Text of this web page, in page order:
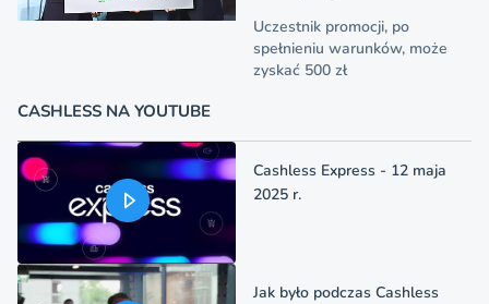
Uczestnik promocji, po
spełnieniu warunków, może
zyskać 500 zł
CASHLESS NA YOUTUBE
Cashless Express - 12 maja
2025 r.
Jak było podczas Cashless